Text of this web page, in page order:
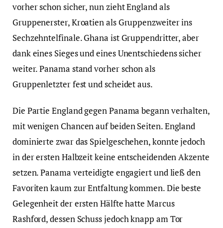
vorher schon sicher, nun zieht England als
Gruppenerster, Kroatien als Gruppenzweiter ins
Sechzehntelfinale. Ghana ist Gruppendritter, aber
dank eines Sieges und eines Unentschiedens sicher
weiter. Panama stand vorher schon als
Gruppenletzter fest und scheidet aus.
Die Partie England gegen Panama begann verhalten,
mit wenigen Chancen auf beiden Seiten. England
dominierte zwar das Spielgeschehen, konnte jedoch
in der ersten Halbzeit keine entscheidenden Akzente
setzen. Panama verteidigte engagiert und ließ den
Favoriten kaum zur Entfaltung kommen. Die beste
Gelegenheit der ersten Hälfte hatte Marcus
Rashford, dessen Schuss jedoch knapp am Tor